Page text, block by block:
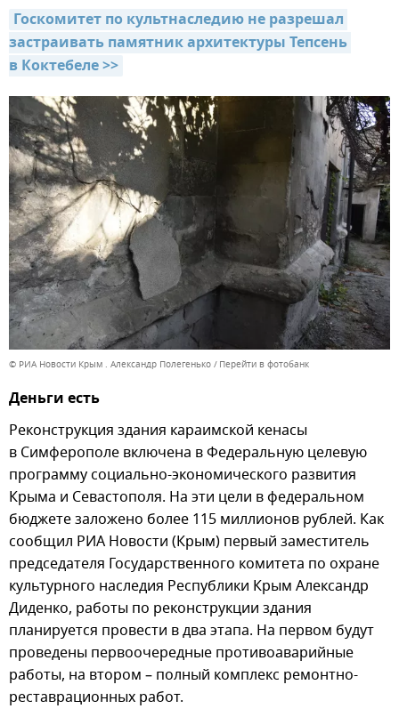
Госкомитет по культнаследию не разрешал
застраивать памятник архитектуры Тепсень
в Коктебеле >>
© РИА Новости Крым . Александр Полегенько Перейти в фотобанк
Деньги есть
Реконструкция здания караимской кенасы
в Симферополе включена в Федеральную целевую
программу социально-экономического развития
Крыма и Севастополя. На эти цели в федеральном
бюджете заложено более 115 миллионов рублей. Как
сообщил РИА Новости (Крым) первый заместитель
председателя Государственного комитета по охране
культурного наследия Республики Крым Александр
Диденко, работы по реконструкции здания
планируется провести в два этапа. На первом будут
проведены первоочередные противоаварийные
работы, на втором – полный комплекс ремонтно-
реставрационных работ.